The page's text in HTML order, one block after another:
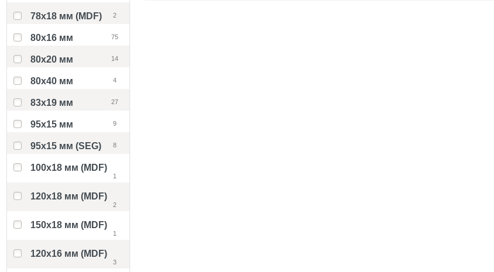
78x18 мм (MDF) 2
80x16 мм 75
80x20 мм 14
80x40 мм 4
83x19 мм 27
95x15 мм 9
95x15 мм (SEG) 8
100x18 мм (MDF)
1
120x18 мм (MDF)
2
150x18 мм (MDF)
1
120x16 мм (MDF)
3